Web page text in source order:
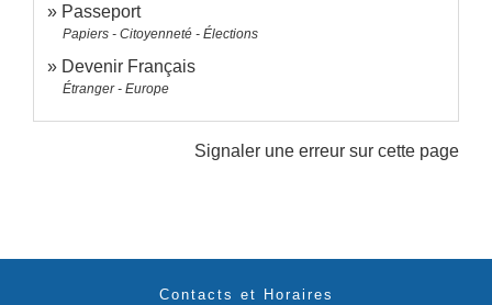
Passeport
Papiers - Citoyenneté - Élections
Devenir Français
Étranger - Europe
Signaler une erreur sur cette page
Contacts et Horaires